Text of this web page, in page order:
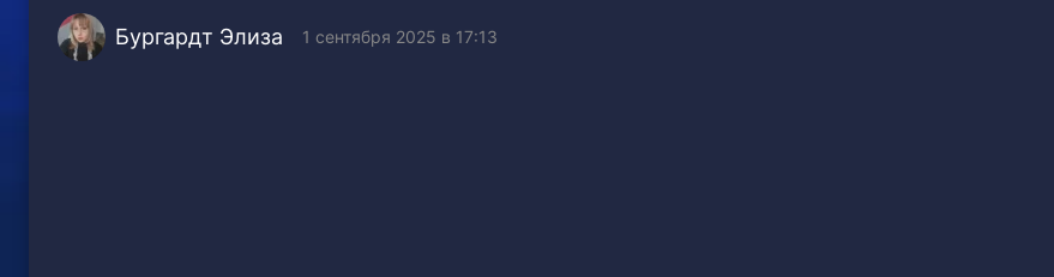
Бургардт Элиза 1 сентября 2025 в 17:13